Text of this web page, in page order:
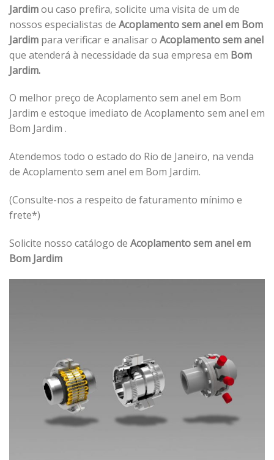
Jardimou caso prefira, solicite uma visita de um de
nossos especialistas de Acoplamento sem anel em Bom
Jardim para verificar e analisar o Acoplamento sem anel
que atenderá à necessidade da sua empresa em Bom
Jardim.
O melhor preço de Acoplamento sem anel em Bom
Jardim e estoque imediato de Acoplamento sem anel em
Bom Jardim .
Atendemos todo o estado do Rio de Janeiro, na venda
de Acoplamento sem anel em Bom Jardim.
(Consulte-nos a respeito de faturamento mínimo e
frete*)
Solicite nosso catálogo de Acoplamento sem anel em
Bom Jardim